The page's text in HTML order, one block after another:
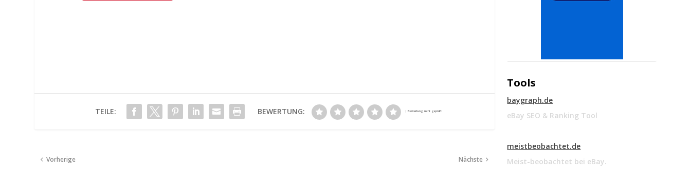
TEILE: BEWERTUNG:
Vorherige Nächste
Tools
baygraph.de
eBay SEO & Ranking Tool
meistbeobachtet.de
Meist-beobachtet bei eBay.